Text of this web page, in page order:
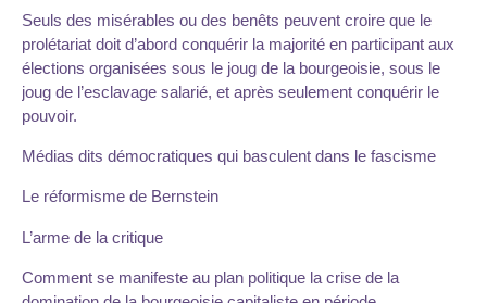
Seuls des misérables ou des benêts peuvent croire que le
prolétariat doit d’abord conquérir la majorité en participant aux
élections organisées sous le joug de la bourgeoisie, sous le
joug de l’esclavage salarié, et après seulement conquérir le
pouvoir.
Médias dits démocratiques qui basculent dans le fascisme
Le réformisme de Bernstein
L’arme de la critique
Comment se manifeste au plan politique la crise de la